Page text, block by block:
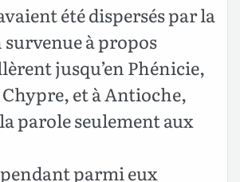
été dispersés par la
à propos
jusqu’en Phénicie,
Chypre, et à Antioche,
parole seulement aux
parmi eux